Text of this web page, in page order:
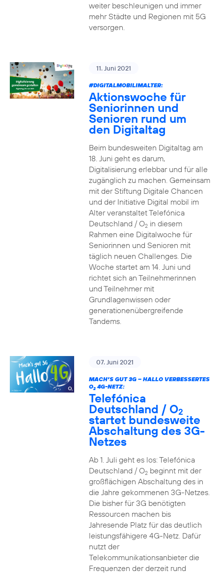
weiter beschleunigen und immer
mehr Städte und Regionen mit 5G
versorgen.
11. Juni 2021
#DIGITALMOBILIMALTER:
Aktionswoche für
Seniorinnen und
Senioren rund um
den Digitaltag
Beim bundesweiten Digitaltag am
18. Juni geht es darum,
Digitalisierung erlebbar und für alle
zugänglich zu machen. Gemeinsam
mit der Stiftung Digitale Chancen
und der Initiative Digital mobil im
Alter veranstaltet Telefónica
Deutschland / O2in diesem
Rahmen eine Digitalwoche für
Seniorinnen und Senioren mit
täglich neuen Challenges. Die
Woche startet am 14. Juni und
richtet sich an Teilnehmerinnen
und Teilnehmer mit
Grundlagenwissen oder
generationenübergreifende
Tandems.
07. Juni 2021
MACH’S GUT 3G – HALLO VERBESSERTES
O24G-NETZ:
Telefónica
Deutschland / O2
startet bundesweite
Abschaltung des 3G-
Netzes
Ab 1. Juli geht es los: Telefónica
Deutschland / O2beginnt mit der
großflächigen Abschaltung des in
die Jahre gekommenen 3G-Netzes.
Die bisher für 3G benötigten
Ressourcen machen bis
Jahresende Platz für das deutlich
leistungsfähigere 4G-Netz. Dafür
nutzt der
Telekommunikationsanbieter die
Frequenzen der derzeit rund